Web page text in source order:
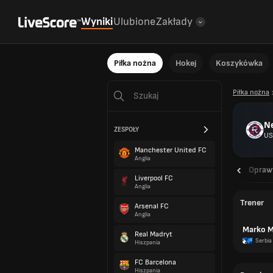
WynikiUlubioneZakłady
Piłka nożna Hokej Koszykówka
ZESPOŁY
Manchester United FC
Anglia
Liverpool FC
Anglia
Arsenal FC
Anglia
Real Madryt
Hiszpania
FC Barcelona
Hiszpania
Piłka nożna
Trener
Marko